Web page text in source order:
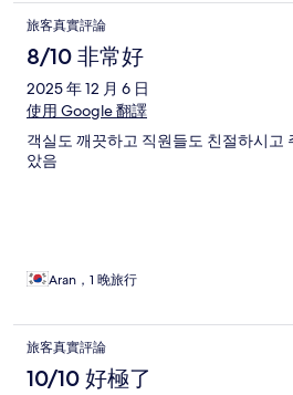
旅客真實評論
8/10 非常好
2025 年 12 月 6 日
使用 Google 翻譯
객실도 깨끗하고 직원들도 친절하시고
았음
Aran，1 晚旅行
旅客真實評論
10/10 好極了